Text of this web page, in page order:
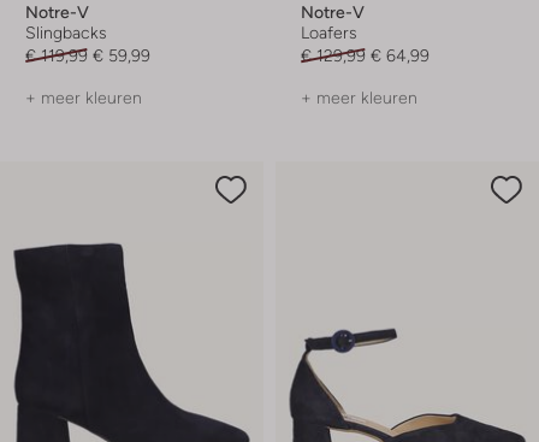
Notre-V
Slingbacks
€ 119,99 € 59,99
+ meer kleuren
Notre-V
Loafers
€ 129,99 € 64,99
+ meer kleuren